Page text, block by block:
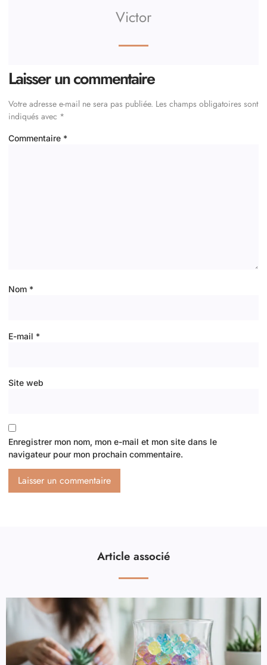
Victor
Laisser un commentaire
Votre adresse e-mail ne sera pas publiée. Les champs obligatoires sont
indiqués avec *
Commentaire *
Nom *
E-mail *
Site web
Enregistrer mon nom, mon e-mail et mon site dans le
navigateur pour mon prochain commentaire.
Article associé